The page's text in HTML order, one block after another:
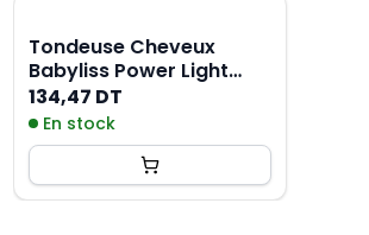
Tondeuse Cheveux
Babyliss Power Light
E973E - Noir
134,47 DT
En stock